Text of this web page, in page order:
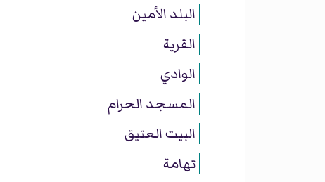
البلد الأمين
القرية
الوادي
المسجد الحرام
البيت العتيق
تهامة